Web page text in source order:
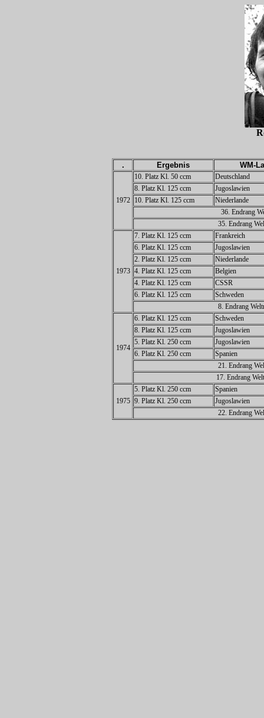
. Ergebnis WM-
1972
10. Platz Kl. 50 ccm
Deutschland
8. Platz Kl. 125 ccm
Jugoslawien
10. Platz Kl. 125 ccm
Niederlande
36. Endrang
35. Endrang
1973
7. Platz Kl. 125 ccm
Frankreich
6. Platz Kl. 125 ccm
Jugoslawien
2. Platz Kl. 125 ccm
Niederlande
4. Platz Kl. 125 ccm
Belgien
4. Platz Kl. 125 ccm
CSSR
6. Platz Kl. 125 ccm
Schweden
8. Endrang
1974
6. Platz Kl. 125 ccm
Schweden
8. Platz Kl. 125 ccm
Jugoslawien
5. Platz Kl. 250 ccm
Jugoslawien
6. Platz Kl. 250 ccm
Spanien
21. Endrang
17. Endrang
1975
5. Platz Kl. 250 ccm
Spanien
9. Platz Kl. 250 ccm
Jugoslawien
22. Endrang